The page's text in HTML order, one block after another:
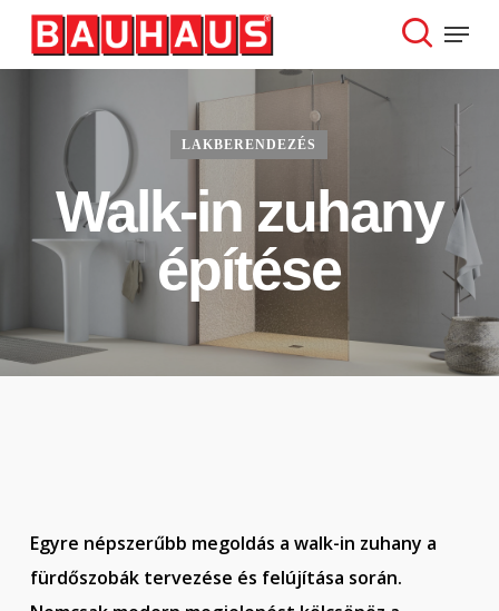
Skip
search
Menu
LAKBERENDEZÉS
Walk-in zuhany
építése
Egyre népszerűbb megoldás a walk-in zuhany a
fürdőszobák tervezése és felújítása során.
Close
Menu